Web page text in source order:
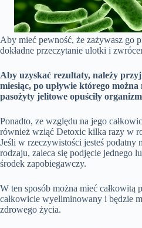
Aby mieć pewność, że zażywasz go
dokładne przeczytanie ulotki i
Aby uzyskać rezultaty, należy
miesiąc, po upływie którego można
pasożyty jelitowe opuściły
Ponadto, ze względu na jego
również wziąć Detoxic kilka razy w
Jeśli w rzeczywistości jesteś podatny
rodzaju, zaleca się podjęcie jednego
środek zapobiegawczy.
W ten sposób można mieć całkowitą
całkowicie wyeliminowany i będzie
zdrowego życia.